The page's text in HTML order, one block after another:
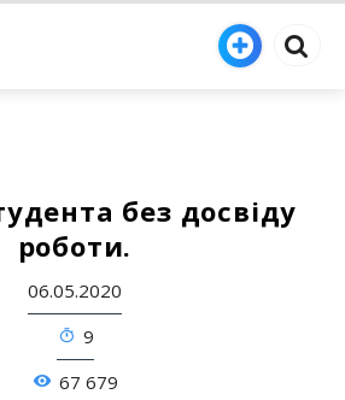
без досвіду
роботи.
06.05.2020
9
67 679